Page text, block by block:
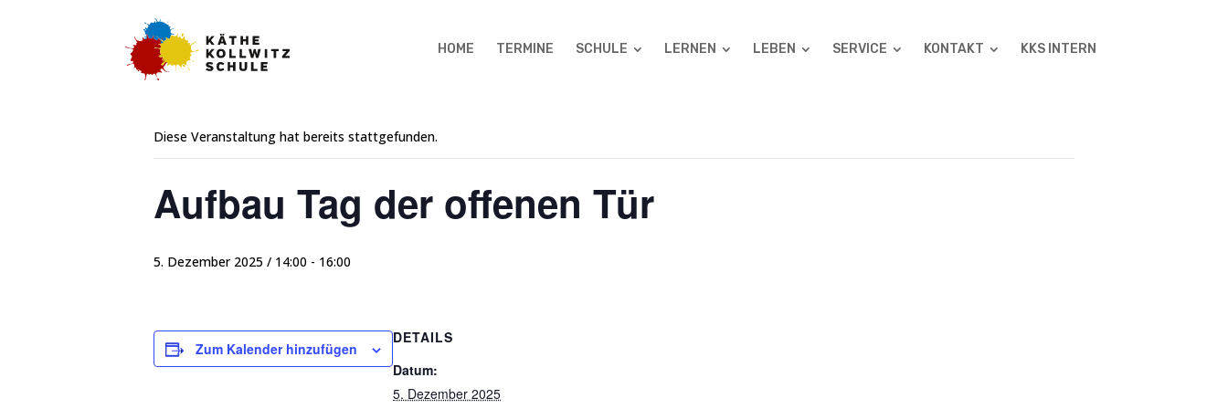
HOME TERMINE SCHULE LERNEN LEBEN SERVICE KONTAKT KKS INTERN
« Alle Veranstaltungen
Diese Veranstaltung hat bereits stattgefunden.
Aufbau Tag der offenen Tür
5. Dezember 2025 / 14:00 - 16:00
Zum Kalender hinzufügen
DETAILS
Datum:
5. Dezember 2025